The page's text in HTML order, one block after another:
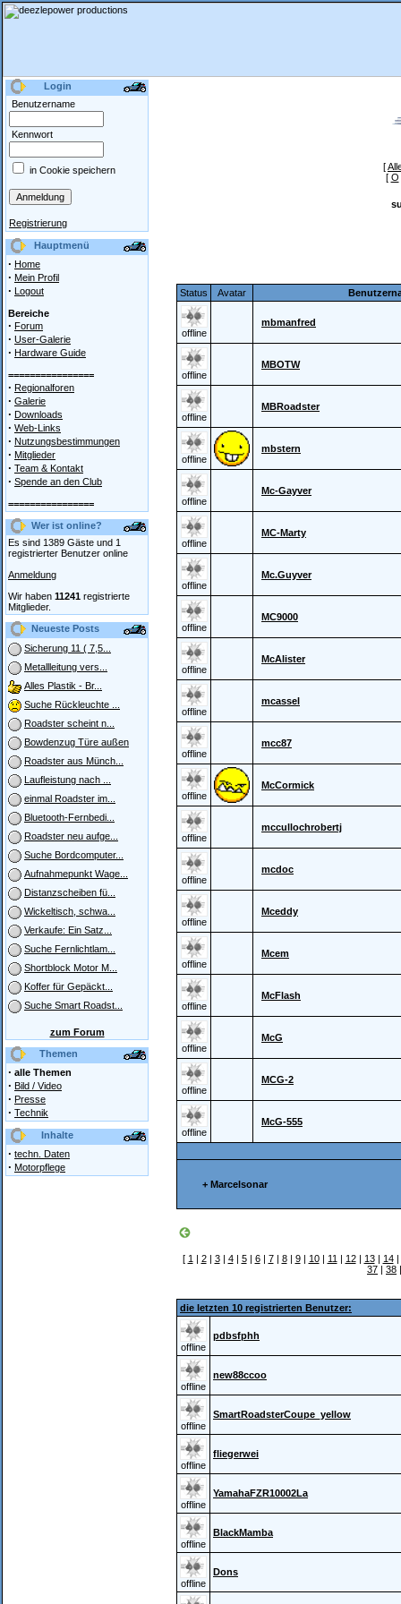
Login
Benutzername
Kennwort
in Cookie speichern
Registrierung
Hauptmenü
· Home
· Mein Profil
· Logout
Bereiche
· Forum
· User-Galerie
· Hardware Guide
================
· Regionalforen
· Galerie
· Downloads
· Web-Links
· Nutzungsbestimmungen
· Mitglieder
· Team & Kontakt
· Spende an den Club
================
Wer ist online?
Es sind 1389 Gäste und 1
registrierter Benutzer online
Anmeldung
Wir haben 11241 registrierte
Mitglieder.
Neueste Posts
Sicherung 11 ( 7,5...
Metallleitung vers...
Alles Plastik - Br...
Suche Rückleuchte ...
Roadster scheint n...
Bowdenzug Türe außen
Roadster aus Münch...
Laufleistung nach ...
einmal Roadster im...
Bluetooth-Fernbedi...
Roadster neu aufge...
Suche Bordcomputer...
Aufnahmepunkt Wage...
Distanzscheiben fü...
Wickeltisch, schwa...
Verkaufe: Ein Satz...
Suche Fernlichtlam...
Shortblock Motor M...
Koffer für Gepäckt...
Suche Smart Roadst...
zum Forum
Themen
· alle Themen
· Bild / Video
· Presse
· Technik
Inhalte
· techn. Daten
· Motorpflege
[
[ O
Status Avatar
offline
mbmanfred
offline
MBOTW
offline
MBRoadster
offline
mbstern
offline
Mc-Gayver
offline
MC-Marty
offline
Mc.Guyver
offline
MC9000
offline
McAlister
offline
mcassel
offline
mcc87
offline
McCormick
offline
mccullochrobertj
offline
mcdoc
offline
Mceddy
offline
Mcem
offline
McFlash
offline
McG
offline
MCG-2
offline
McG-555
+ Marcelsonar
[ 1 | 2| 3| 4| 5| 6| 7| 8| 9| 10| 11 | 12| 13| 14|
37 | 38
die letzten 10 registrierten Benutzer:
offline
pdbsfphh
offline
new88ccoo
offline
SmartRoadsterCoupe_yellow
offline
fliegerwei
offline
YamahaFZR10002La
offline
BlackMamba
offline
Dons